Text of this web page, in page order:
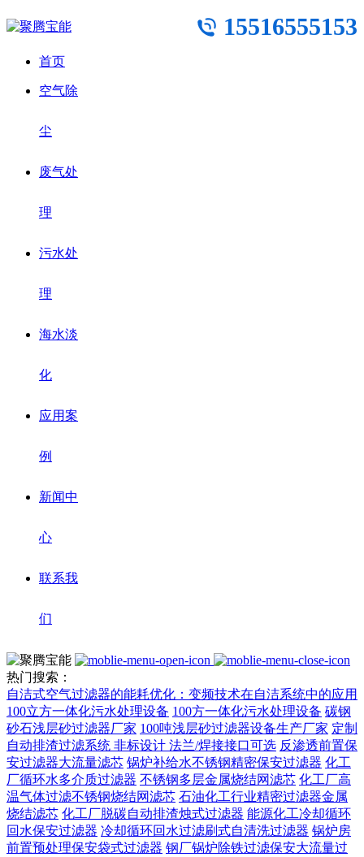
15516555153
首页
空气除
尘
废气处
理
污水处
理
海水淡
化
应用案
例
新闻中
心
联系我
们
热门搜索：
自洁式空气过滤器的能耗优化：变频技术在自洁系统中的应用
100立方一体化污水处理设备 100方一体化污水处理设备 碳钢
砂石浅层砂过滤器厂家 100吨浅层砂过滤器设备生产厂家 定制
自动排渣过滤系统 非标设计 法兰/焊接接口可选‌ 反渗透前置保
安过滤器大流量滤芯 锅炉补给水不锈钢精密保安过滤器 化工
厂循环水多介质过滤器 不锈钢多层金属烧结网滤芯 化工厂高
温气体过滤不锈钢烧结网滤芯 石油化工行业精密过滤器金属
烧结滤芯 化工厂脱碳自动排渣烛式过滤器 能源化工冷却循环
回水保安过滤器 冷却循环回水过滤刷式自清洗过滤器 锅炉房
前置预处理保安袋式过滤器 钢厂锅炉除铁过滤保安大流量过